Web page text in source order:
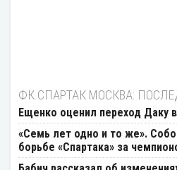
ФК СПАРТАК МОСКВА:
Ещенко оценил переход Даку
«Семь лет одно и то же».
борьбе «Спартака» за